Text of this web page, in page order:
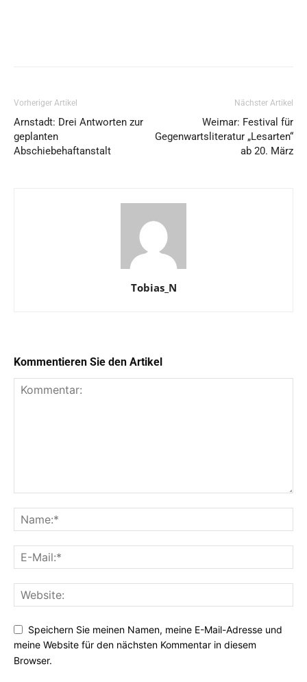
Vorheriger Artikel
Arnstadt: Drei Antworten zur
geplanten
Abschiebehaftanstalt
Nächster Artikel
Weimar: Festival für
Gegenwartsliteratur „Lesarten“
ab 20. März
Tobias_N
Kommentieren Sie den Artikel
Speichern Sie meinen Namen, meine E-Mail-Adresse und
meine Website für den nächsten Kommentar in diesem
Browser.